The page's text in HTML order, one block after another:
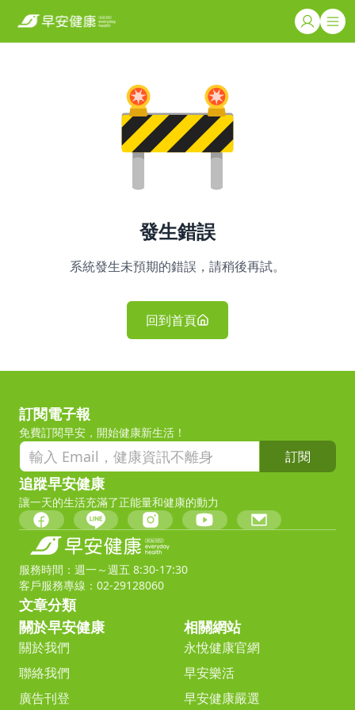
發生錯誤
系統發生未預期的錯誤，請稍後再試。
回到首頁
訂閱電子報
免費訂閱早安，開始健康新生活！
訂閱
追蹤早安健康
讓一天的生活充滿了正能量和健康的動力
服務時間：週一～週五 8:30-17:30
客戶服務專線：02-29128060
文章分類
關於早安健康
關於我們
聯絡我們
廣告刊登
相關網站
永悅健康官網
早安樂活
早安健康嚴選